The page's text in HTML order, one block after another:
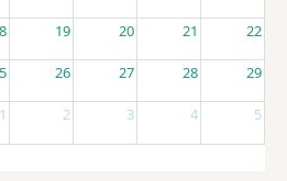
19 20 21 22
26 27 28 29
1 2 3 4 5